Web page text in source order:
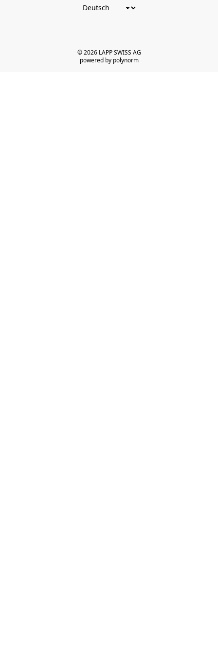
© 2026 LAPP SWISS AG
powered by polynorm